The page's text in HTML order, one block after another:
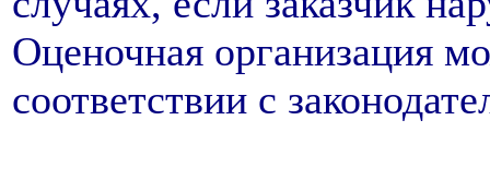
Оценочная организация
соответствии с